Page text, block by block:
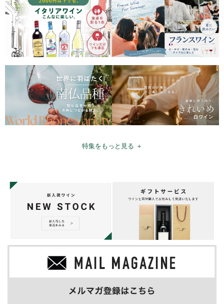
特集をもっと見る ＋